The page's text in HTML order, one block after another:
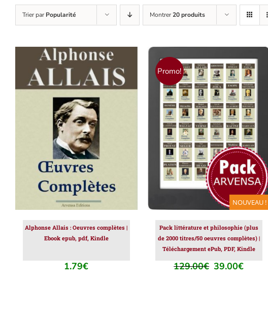
Trier parPopularité Montrer20 produits
AJOUTER AU PANIER
DÉTAILS
Alphonse Allais : Oeuvres complètes |
Ebook epub, pdf, Kindle
1.79€
Promo!
NOUVEAU !
AJOUTER AU PANIER
/
DÉTAILS
Pack littérature et philosophie (plus
de 2000 titres/50 oeuvres complètes) |
Téléchargement ePub, PDF, Kindle
129.00€ Le
39.00€Le